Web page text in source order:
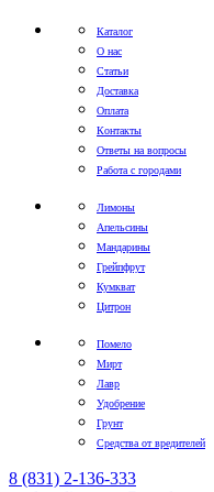
Каталог
О нас
Статьи
Доставка
Оплата
Контакты
Ответы на вопросы
Работа с городами
Лимоны
Апельсины
Мандарины
Грейпфрут
Кумкват
Цитрон
Помело
Мирт
Лавр
Удобрение
Грунт
Средства от вредителей
8 (831) 2-136-333